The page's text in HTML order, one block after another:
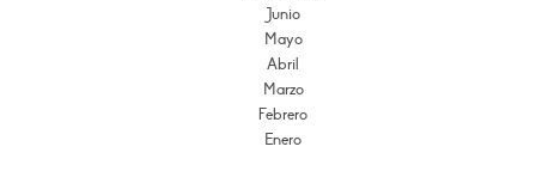
Junio
Mayo
Abril
Marzo
Febrero
Enero